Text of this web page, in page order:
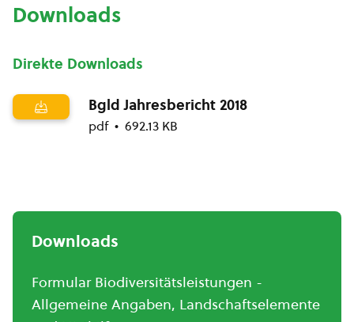
Downloads
Direkte Downloads
Bgld Jahresbericht 2018
pdf 692.13 KB
Downloads
Formular Biodiversitätsleistungen -
Allgemeine Angaben, Landschaftselemente